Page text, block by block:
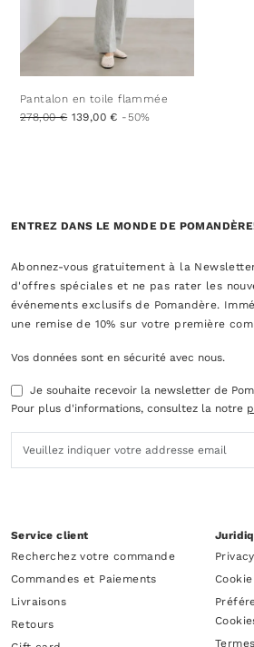
Pantalon en toile flammée
278,00 € 139,00 € -50%
ENTREZ DANS LE MONDE DE
Abonnez-vous gratuitement à la
d'offres spéciales et ne pas rater les
événements exclusifs de Pomandère.
une remise de 10% sur votre première
Vos données sont en sécurité avec nous.
Je souhaite recevoir la newsletter de
Pour plus d'informations, consultez la notre
Service client
Recherchez votre commande
Commandes et Paiements
Livraisons
Retours